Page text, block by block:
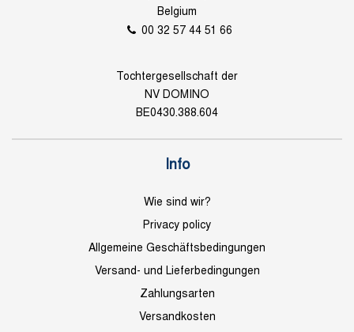
Belgium
00 32 57 44 51 66
Tochtergesellschaft der
NV DOMINO
BE0430.388.604
Info
Wie sind wir?
Privacy policy
Allgemeine Geschäftsbedingungen
Versand- und Lieferbedingungen
Zahlungsarten
Versandkosten